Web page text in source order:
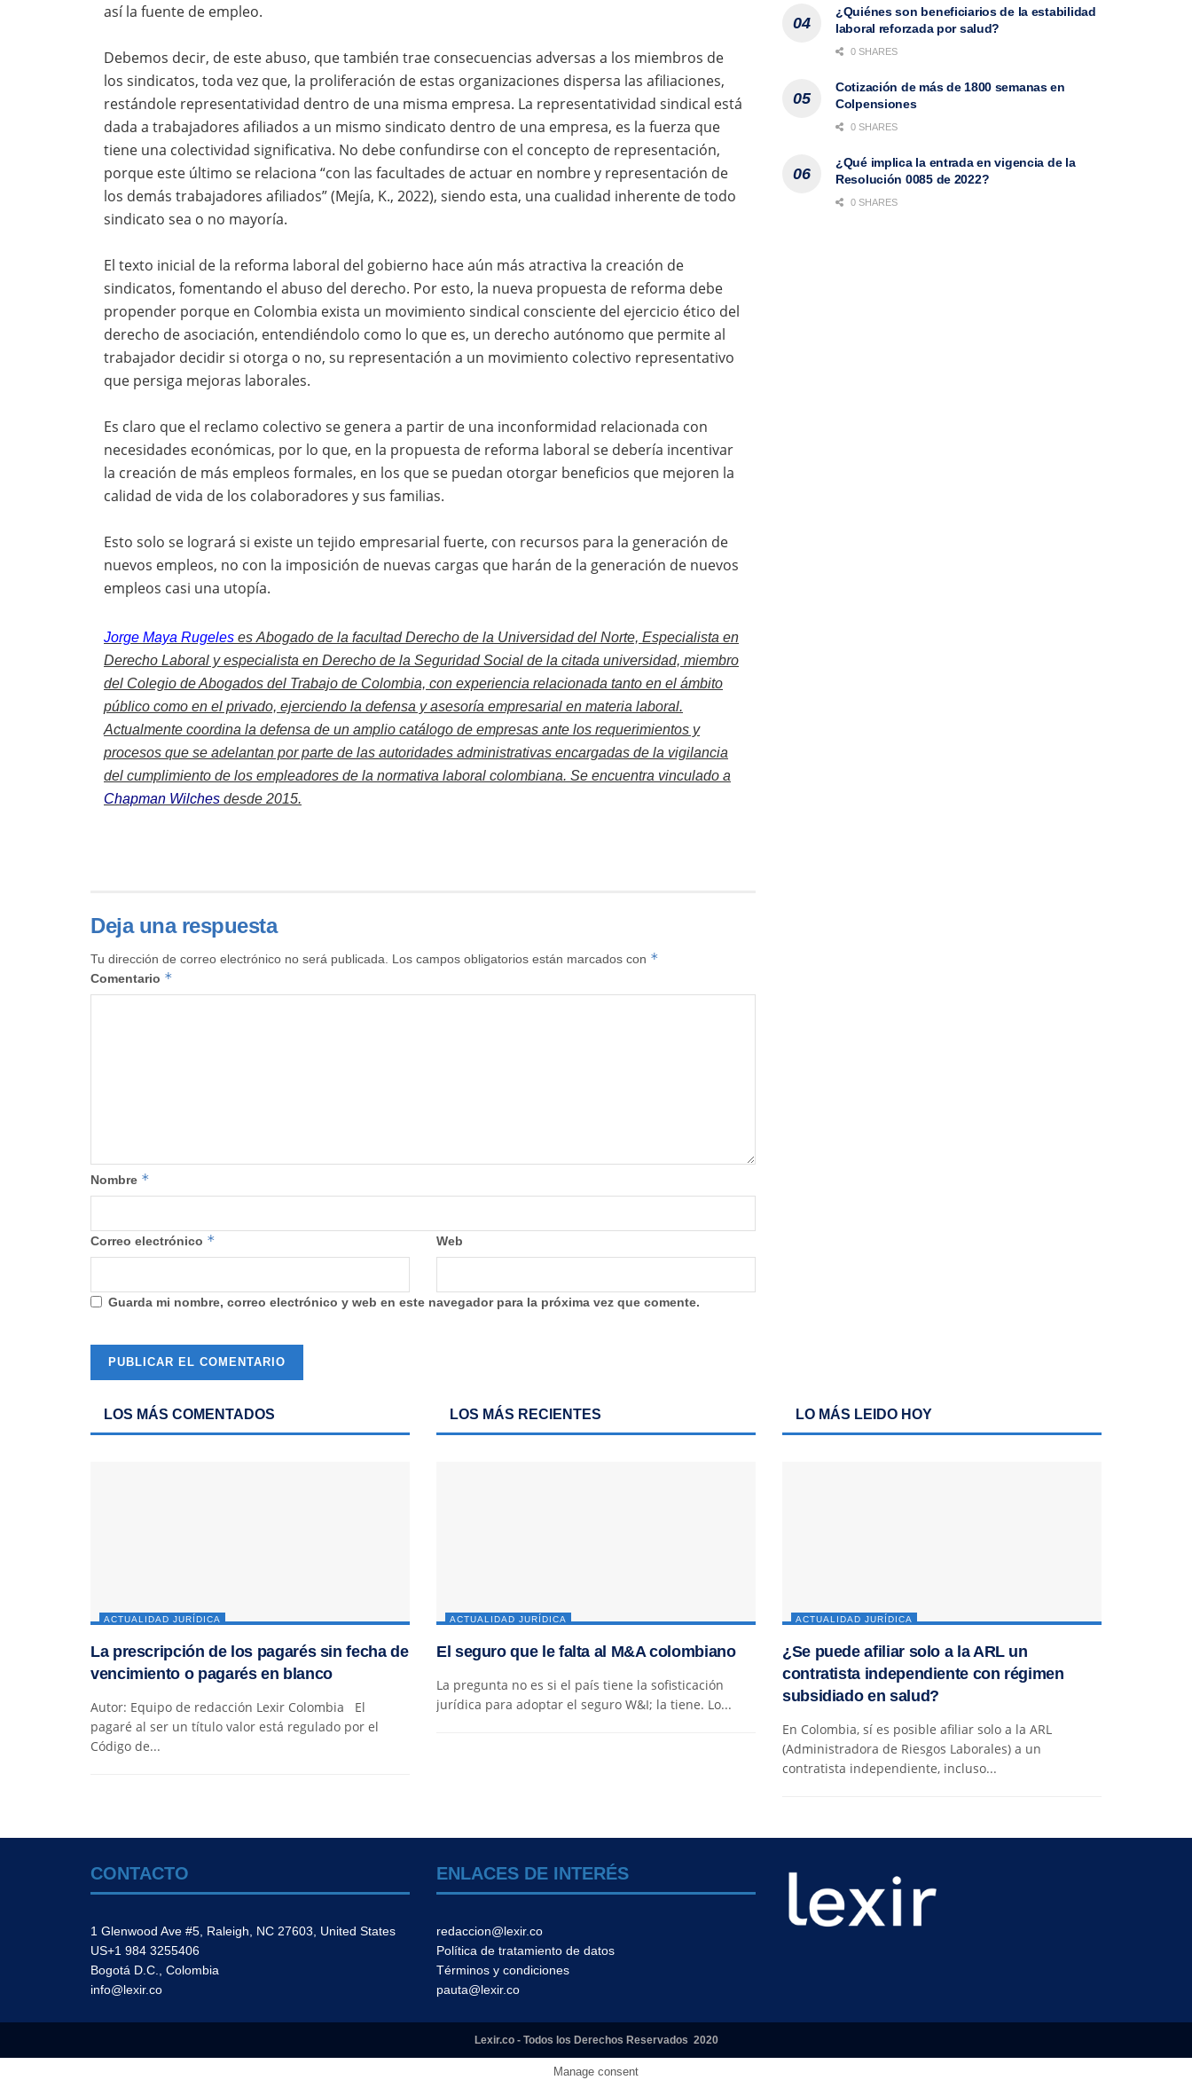
así la fuente de empleo.
Debemos decir, de este abuso, que también trae consecuencias adversas a los miembros de
los sindicatos, toda vez que, la proliferación de estas organizaciones dispersa las afiliaciones,
restándole representatividad dentro de una misma empresa. La representatividad sindical está
dada a trabajadores afiliados a un mismo sindicato dentro de una empresa, es la fuerza que
tiene una colectividad significativa. No debe confundirse con el concepto de representación,
porque este último se relaciona “con las facultades de actuar en nombre y representación de
los demás trabajadores afiliados” (Mejía, K., 2022), siendo esta, una cualidad inherente de todo
sindicato sea o no mayoría.
El texto inicial de la reforma laboral del gobierno hace aún más atractiva la creación de
sindicatos, fomentando el abuso del derecho. Por esto, la nueva propuesta de reforma debe
propender porque en Colombia exista un movimiento sindical consciente del ejercicio ético del
derecho de asociación, entendiéndolo como lo que es, un derecho autónomo que permite al
trabajador decidir si otorga o no, su representación a un movimiento colectivo representativo
que persiga mejoras laborales.
Es claro que el reclamo colectivo se genera a partir de una inconformidad relacionada con
necesidades económicas, por lo que, en la propuesta de reforma laboral se debería incentivar
la creación de más empleos formales, en los que se puedan otorgar beneficios que mejoren la
calidad de vida de los colaboradores y sus familias.
Esto solo se logrará si existe un tejido empresarial fuerte, con recursos para la generación de
nuevos empleos, no con la imposición de nuevas cargas que harán de la generación de nuevos
empleos casi una utopía.
Jorge Maya Rugeles es Abogado de la facultad Derecho de la Universidad del Norte, Especialista en
Derecho Laboral y especialista en Derecho de la Seguridad Social de la citada universidad, miembro
del Colegio de Abogados del Trabajo de Colombia, con experiencia relacionada tanto en el ámbito
público como en el privado, ejerciendo la defensa y asesoría empresarial en materia laboral.
Actualmente coordina la defensa de un amplio catálogo de empresas ante los requerimientos y
procesos que se adelantan por parte de las autoridades administrativas encargadas de la vigilancia
del cumplimiento de los empleadores de la normativa laboral colombiana. Se encuentra vinculado a
Chapman Wilches desde 2015.
Deja una respuesta
Tu dirección de correo electrónico no será publicada. Los campos obligatorios están marcados con *
Comentario *
Nombre *
Correo electrónico * Web
Guarda mi nombre, correo electrónico y web en este navegador para la próxima vez que comente.
¿Quiénes son beneficiarios de la estabilidad
laboral reforzada por salud?
0 SHARES
Cotización de más de 1800 semanas en
Colpensiones
0 SHARES
¿Qué implica la entrada en vigencia de la
Resolución 0085 de 2022?
0 SHARES
LOS MÁS COMENTADOS
ACTUALIDAD JURÍDICA
La prescripción de los pagarés sin fecha de
vencimiento o pagarés en blanco
Autor: Equipo de redacción Lexir Colombia El
pagaré al ser un título valor está regulado por el
Código de...
LOS MÁS RECIENTES
ACTUALIDAD JURÍDICA
El seguro que le falta al M&A colombiano
La pregunta no es si el país tiene la sofisticación
jurídica para adoptar el seguro W&I; la tiene. Lo...
LO MÁS LEIDO HOY
ACTUALIDAD JURÍDICA
¿Se puede afiliar solo a la ARL un
contratista independiente con régimen
subsidiado en salud?
En Colombia, sí es posible afiliar solo a la ARL
(Administradora de Riesgos Laborales) a un
contratista independiente, incluso...
CONTACTO
1 Glenwood Ave #5, Raleigh, NC 27603, United States
US+1 984 3255406
Bogotá D.C., Colombia
info@lexir.co
ENLACES DE INTERÉS
redaccion@lexir.co
Política de tratamiento de datos
Términos y condiciones
pauta@lexir.co
Lexir.co - Todos los Derechos Reservados 2020
Manage consent